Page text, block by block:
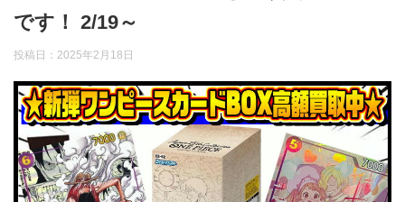
です！ 2/19～
投稿日： 2025年2月18日